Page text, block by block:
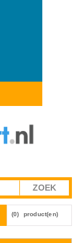
(0) product(en)